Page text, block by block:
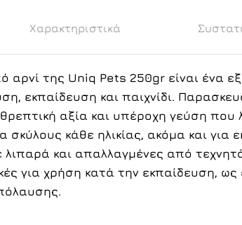
Χαρακτηριστικά
αρνί της Uniq Pets 250gr είναι ένα
εκπαίδευση και παιχνίδι.
αξία και υπέροχη γεύση που
σκύλους κάθε ηλικίας, ακόμα και για
και απαλλαγμένες από
για χρήση κατά την εκπαίδευση,